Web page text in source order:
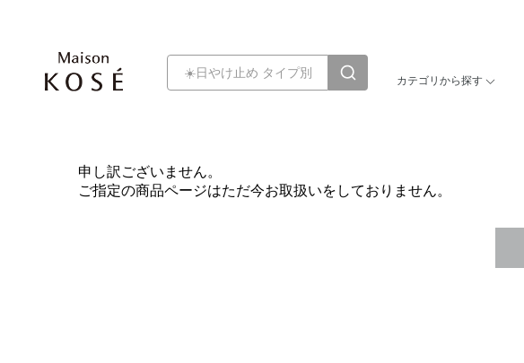
カテゴリから探す
申し訳ございません。
ご指定の商品ページはただ今お取扱いをしておりません。